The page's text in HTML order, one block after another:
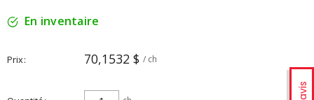
En inventaire
Prix 70,1532 $ / ch